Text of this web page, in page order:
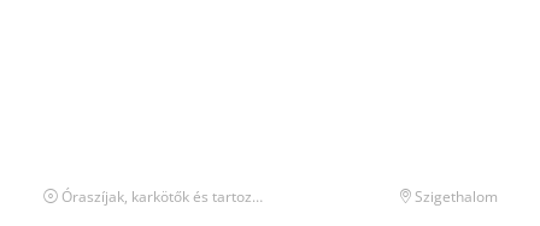
Óraszíjak, karkötők és tartozékok Szigethalom